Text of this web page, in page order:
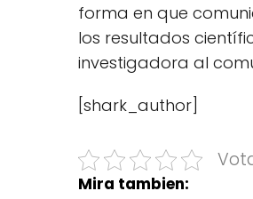
forma en que
los resultados
investigadora al
[shark_author]
Mira tambien: